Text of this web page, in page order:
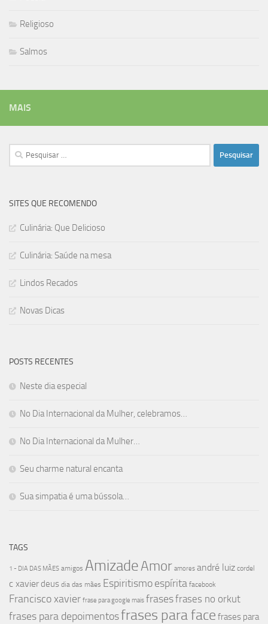
Religioso
Salmos
MAIS
Pesquisar
por:
SITES QUE RECOMENDO
Culinária: Que Delicioso
Culinária: Saúde na mesa
Lindos Recados
Novas Dicas
POSTS RECENTES
Neste dia especial
No Dia Internacional da Mulher, celebramos…
No Dia Internacional da Mulher…
Seu charme natural encanta
Sua simpatia é uma bússola…
TAGS
1 - DIA DAS MÃES amigos AmizadeAmor amores andré luiz cordel
c xavier deus dia das mães Espiritismoespírita facebook
Francisco xavier frase para google mais frasesfrases no orkut
frases para depoimentosfrases para face frases para